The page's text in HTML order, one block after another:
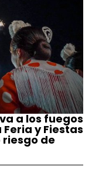
a los fuegos
y Fiestas
riesgo de